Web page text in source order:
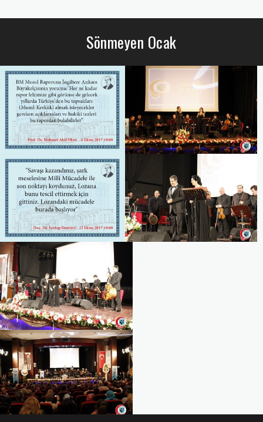
Sönmeyen Ocak